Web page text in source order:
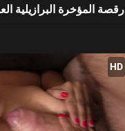
رقصة المؤخرة البرازيلية
HD